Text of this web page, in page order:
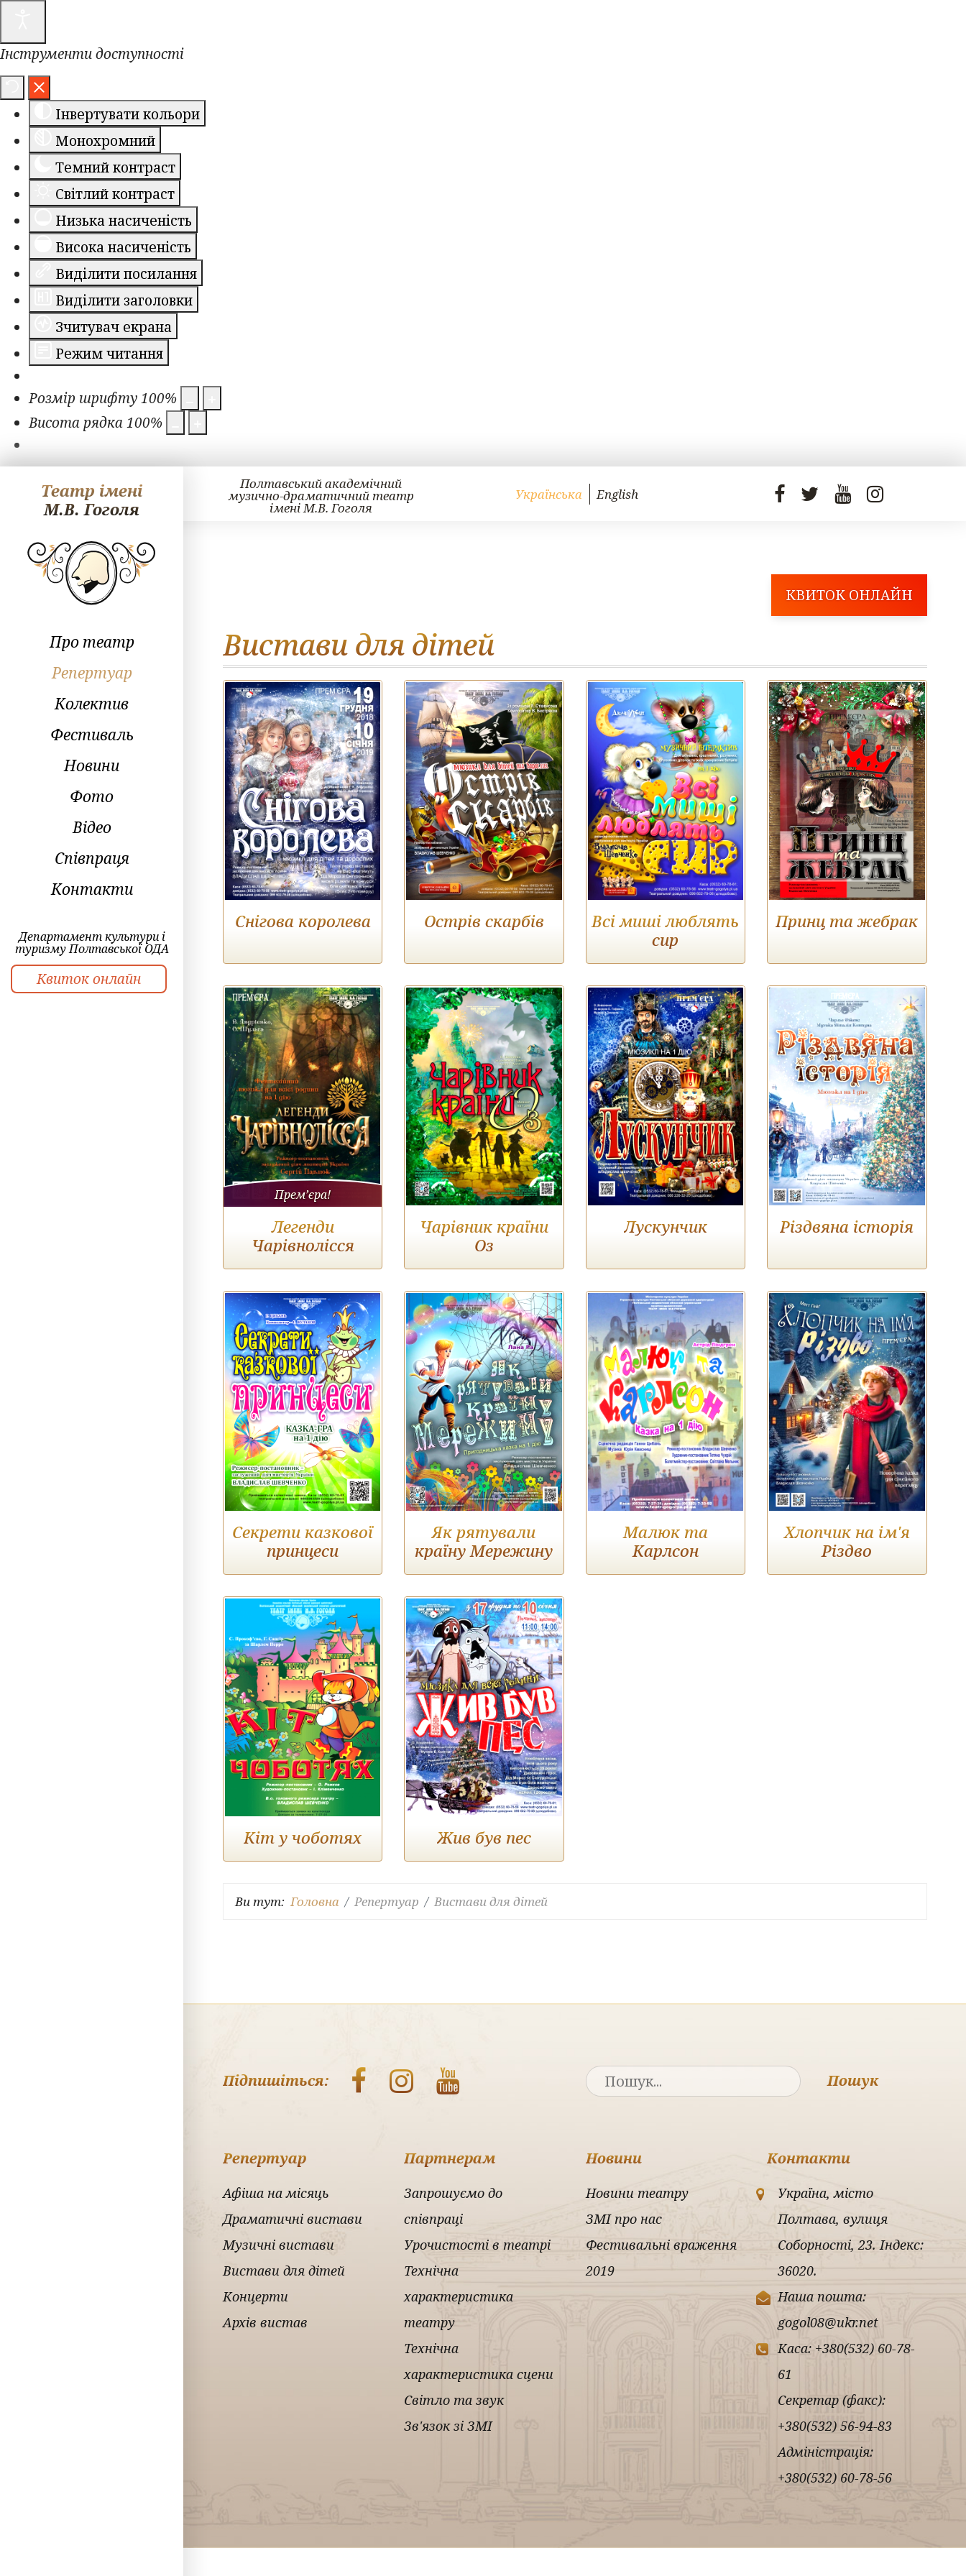
Інструменти доступності
Інвертувати кольори
Монохромний
Темний контраст
Світлий контраст
Низька насиченість
Висока насиченість
Виділити посилання
Виділити заголовки
Зчитувач екрана
Режим читання
Розмір шрифту100%
Висота рядка100%
Театр імені
М.В. Гоголя
Про театр
Репертуар
Колектив
Фестиваль
Новини
Фото
Відео
Співпраця
Контакти
Департамент культури і
туризму Полтавської ОДА
Квиток онлайн
Полтавський академічний
музично-драматичний театр
імені М.В. Гоголя
Українська English
КВИТОК ОНЛАЙН
Вистави для дітей
Снігова королева Острів скарбів
Всі миші люблять
сир
Принц та жебрак
Прем’єра!
Легенди
Чарівнолісся
Чарівник країни
Оз
Лускунчик Різдвяна історія
Секрети казкової
принцеси
Як рятували
країну Мережину
Малюк та
Карлсон
Хлопчик на ім'я
Різдво
Кіт у чоботях Жив був пес
Ви тут:Головна Репертуар Вистави для дітей
Підпишіться: Пошук
Репертуар
Афіша на місяць
Драматичні вистави
Музичні вистави
Вистави для дітей
Концерти
Архів вистав
Партнерам
Запрошуємо до
співпраці
Урочистості в театрі
Технічна
характеристика
театру
Технічна
характеристика сцени
Світло та звук
Зв'язок зі ЗМІ
Новини
Новини театру
ЗМІ про нас
Фестивальні враження
2019
Контакти
Україна, місто
Полтава, вулиця
Соборності, 23. Індекс:
36020.
Наша пошта:
gogol08@ukr.net
Каса: +380(532) 60-78-
61
Секретар (факс):
+380(532) 56-94-83
Адміністрація:
+380(532) 60-78-56